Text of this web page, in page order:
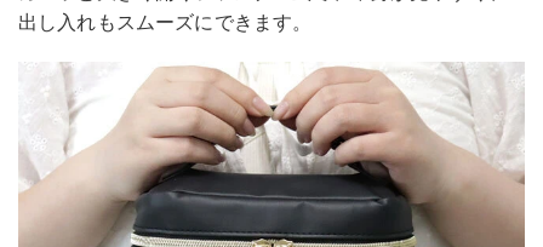
出し入れもスムーズにできます。